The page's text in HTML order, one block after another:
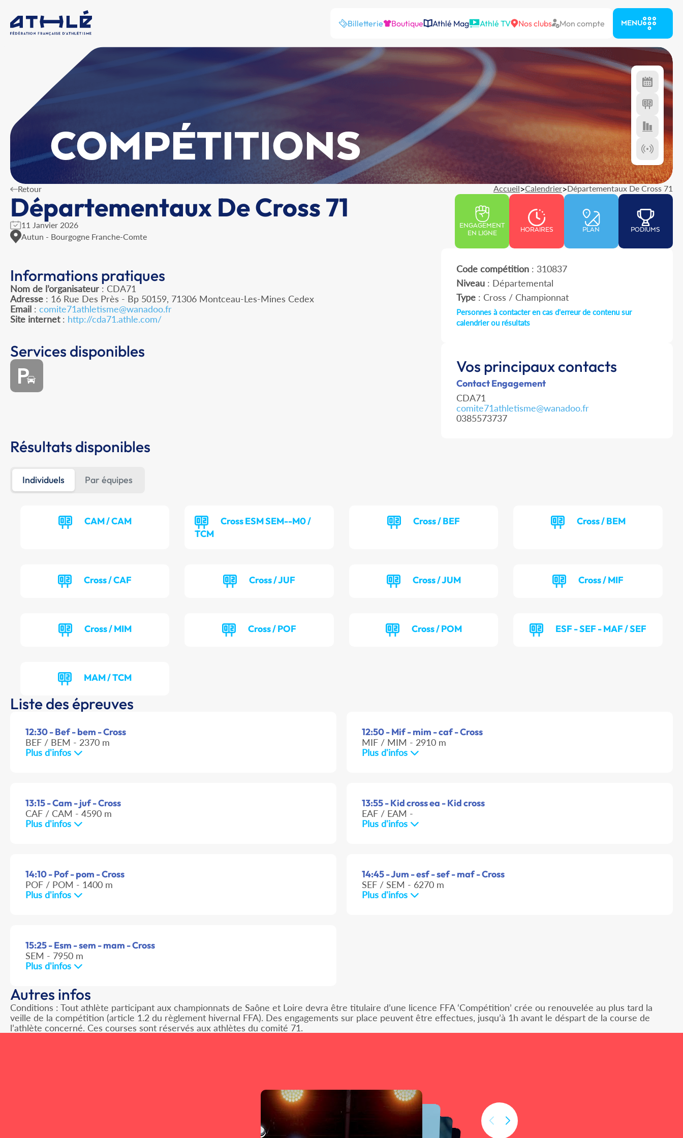
Billetterie Boutique Athlé Mag Athlé TV Nos clubs Mon compte MENU
COMPÉTITIONS
Retour Accueil>Calendrier>Départementaux De Cross 71
Départementaux De Cross 71
11 Janvier 2026
Autun - Bourgogne Franche-Comte
ENGAGEMENT
EN LIGNE
HORAIRES PLAN PODIUMS
Informations pratiques
Nom de l’organisateur : CDA71
Adresse : 16 Rue Des Près - Bp 50159, 71306 Montceau-Les-Mines Cedex
Email : comite71athletisme@wanadoo.fr
Site internet: http://cda71.athle.com/
Code compétition: 310837
Niveau: Départemental
Type: Cross / Championnat
Personnes à contacter en cas d'erreur de contenu sur
calendrier ou résultats
Services disponibles
Vos principaux contacts
Contact Engagement
CDA71
comite71athletisme@wanadoo.fr
0385573737
Résultats disponibles
Individuels Par équipes
CAM / CAM
Cross ESM SEM--M0 /
TCM
Cross / BEF Cross / BEM
Cross / CAF Cross / JUF Cross / JUM Cross / MIF
Cross / MIM Cross / POF Cross / POM ESF - SEF - MAF / SEF
MAM / TCM
Liste des épreuves
12:30 - Bef - bem - Cross
BEF / BEM - 2370 m
Plus d'infos
12:50 - Mif - mim - caf - Cross
MIF / MIM - 2910 m
Plus d'infos
13:15 - Cam - juf - Cross
CAF / CAM - 4590 m
Plus d'infos
13:55 - Kid cross ea - Kid cross
EAF / EAM -
Plus d'infos
14:10 - Pof - pom - Cross
POF / POM - 1400 m
Plus d'infos
14:45 - Jum - esf - sef - maf - Cross
SEF / SEM - 6270 m
Plus d'infos
15:25 - Esm - sem - mam - Cross
SEM - 7950 m
Plus d'infos
Autres infos
Conditions : Tout athlète participant aux championnats de Saône et Loire devra être titulaire d’une licence FFA ‘Compétition’ crée ou renouvelée au plus tard la
veille de la compétition (article 1.2 du règlement hivernal FFA). Des engagements sur place peuvent être effectues, jusqu’à 1h avant le déspart de la course de
l’athlète concerné. Ces courses sont réservés aux athlètes du comité 71.